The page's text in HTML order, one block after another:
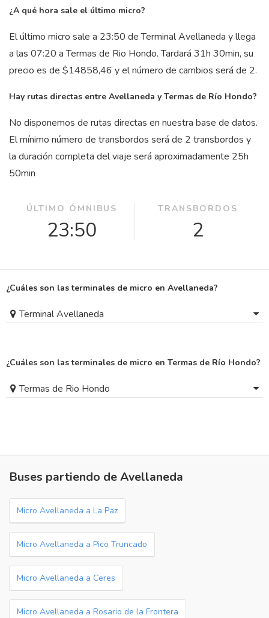
¿A qué hora sale el último micro?
El último micro sale a 23:50 de Terminal Avellaneda y llega
a las 07:20 a Termas de Rio Hondo. Tardará 31h 30min, su
precio es de $14858,46 y el número de cambios será de 2.
Hay rutas directas entre Avellaneda y Termas de Río Hondo?
No disponemos de rutas directas en nuestra base de datos.
El mínimo número de transbordos será de 2 transbordos y
la duración completa del viaje será aproximadamente 25h
50min
ÚLTIMO ÓMNIBUS
23:50
TRANSBORDOS
2
¿Cuáles son las terminales de micro en Avellaneda?
Terminal Avellaneda
¿Cuáles son las terminales de micro en Termas de Río Hondo?
Termas de Rio Hondo
Buses partiendo de Avellaneda
Micro Avellaneda a La Paz
Micro Avellaneda a Pico Truncado
Micro Avellaneda a Ceres
Micro Avellaneda a Rosario de la Frontera